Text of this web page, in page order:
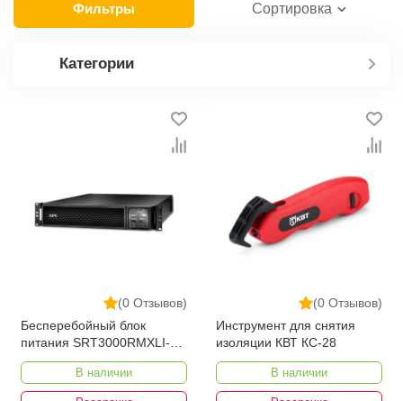
Фильтры Сортировка
Категории
(0 Отзывов)
Бесперебойный блок
питания SRT3000RMXLI-
NC
В наличии
(0 Отзывов)
Инструмент для снятия
изоляции КВТ КС-28
В наличии